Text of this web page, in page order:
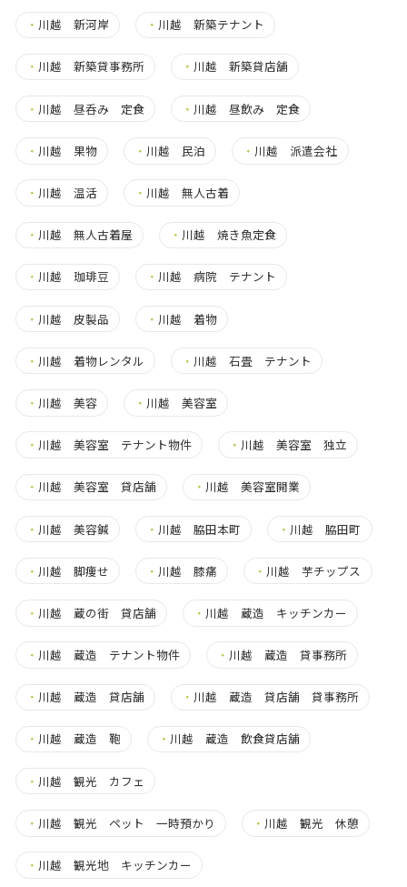
・ 川越 新河岸 ・ 川越 新築テナント
・ 川越 新築貸事務所 ・ 川越 新築貸店舗
・ 川越 昼呑み 定食 ・ 川越 昼飲み 定食
・ 川越 果物 ・ 川越 民泊 ・ 川越 派遣会社
・ 川越 温活 ・ 川越 無人古着
・ 川越 無人古着屋 ・ 川越 焼き魚定食
・ 川越 珈琲豆 ・ 川越 病院 テナント
・ 川越 皮製品 ・ 川越 着物
・ 川越 着物レンタル ・ 川越 石畳 テナント
・ 川越 美容 ・ 川越 美容室
・ 川越 美容室 テナント物件 ・ 川越 美容室 独立
・ 川越 美容室 貸店舗 ・ 川越 美容室開業
・ 川越 美容鍼 ・ 川越 脇田本町 ・ 川越 脇田町
・ 川越 脚痩せ ・ 川越 膝痛 ・ 川越 芋チップス
・ 川越 蔵の街 貸店舗 ・ 川越 蔵造 キッチンカー
・ 川越 蔵造 テナント物件 ・ 川越 蔵造 貸事務所
・ 川越 蔵造 貸店舗 ・ 川越 蔵造 貸店舗 貸事務所
・ 川越 蔵造 鞄 ・ 川越 蔵造 飲食貸店舗
・ 川越 観光 カフェ
・ 川越 観光 ペット 一時預かり ・ 川越 観光 休憩
・ 川越 観光地 キッチンカー